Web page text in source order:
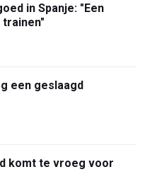
in Spanje: "Een
een geslaagd
komt te vroeg voor